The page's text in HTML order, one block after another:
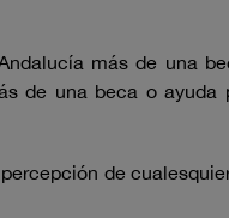
más de una
de una beca o
de